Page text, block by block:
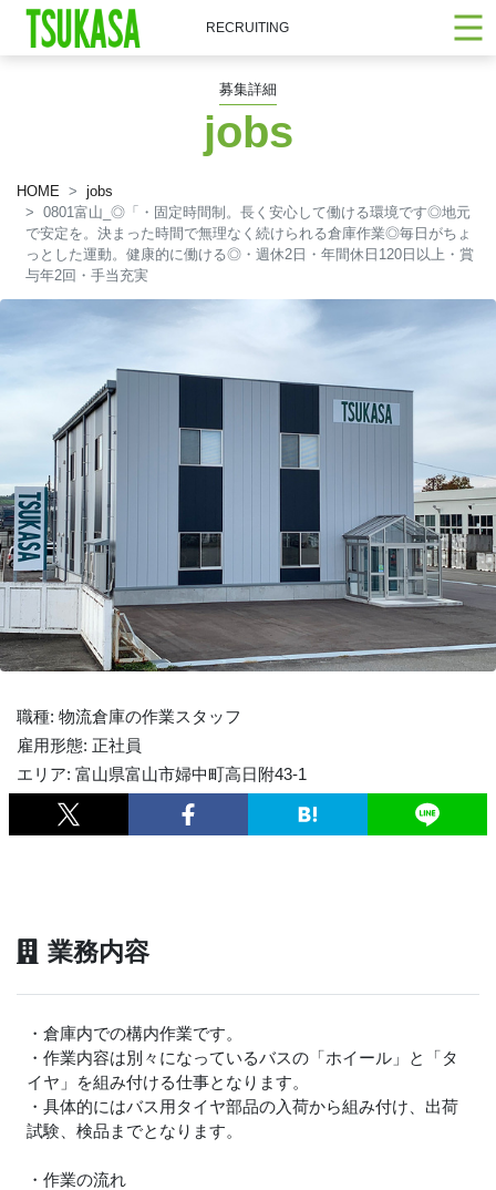
RECRUITING
募集詳細
jobs
HOME
jobs
0801富山_◎「・固定時間制。長く安心して働ける環境です◎地元
で安定を。決まった時間で無理なく続けられる倉庫作業◎毎日がちょ
っとした運動。健康的に働ける◎・週休2日・年間休日120日以上・賞
与年2回・手当充実
職種: 物流倉庫の作業スタッフ
雇用形態: 正社員
エリア: 富山県富山市婦中町高日附43-1
業務内容
・倉庫内での構内作業です。
・作業内容は別々になっているバスの「ホイール」と「タ
イヤ」を組み付ける仕事となります。
・具体的にはバス用タイヤ部品の入荷から組み付け、出荷
試験、検品までとなります。
・作業の流れ